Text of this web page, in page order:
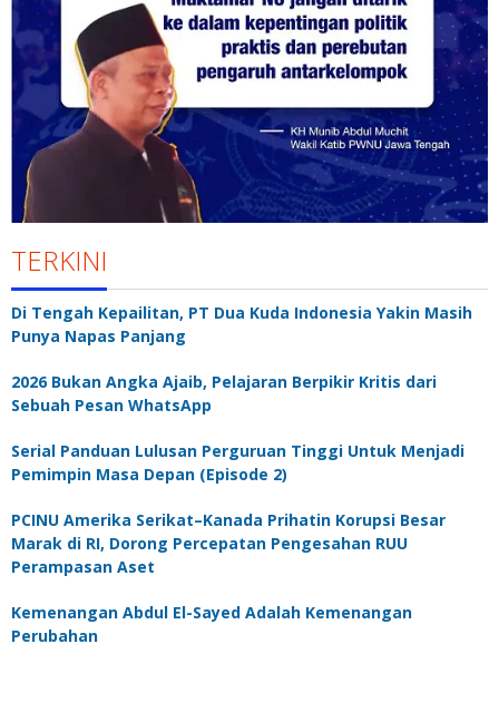
TERKINI
Di Tengah Kepailitan, PT Dua Kuda Indonesia Yakin Masih
Punya Napas Panjang
2026 Bukan Angka Ajaib, Pelajaran Berpikir Kritis dari
Sebuah Pesan WhatsApp
Serial Panduan Lulusan Perguruan Tinggi Untuk Menjadi
Pemimpin Masa Depan (Episode 2)
PCINU Amerika Serikat–Kanada Prihatin Korupsi Besar
Marak di RI, Dorong Percepatan Pengesahan RUU
Perampasan Aset
Kemenangan Abdul El-Sayed Adalah Kemenangan
Perubahan